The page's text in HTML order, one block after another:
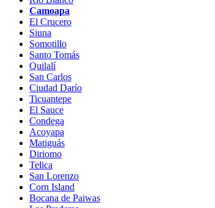
Camoapa
El Crucero
Siuna
Somotillo
Santo Tomás
Quilalí
San Carlos
Ciudad Darío
Ticuantepe
El Sauce
Condega
Acoyapa
Matiguás
Diriomo
Telica
San Lorenzo
Corn Island
Bocana de Paiwas